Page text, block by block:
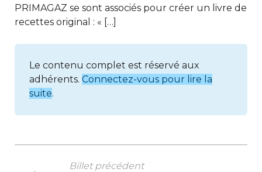
PRIMAGAZ se sont associés pour créer un livre de
recettes original : « […]
Le contenu complet est réservé aux
adhérents. Connectez-vous pour lire la
suite.
Billet précédent